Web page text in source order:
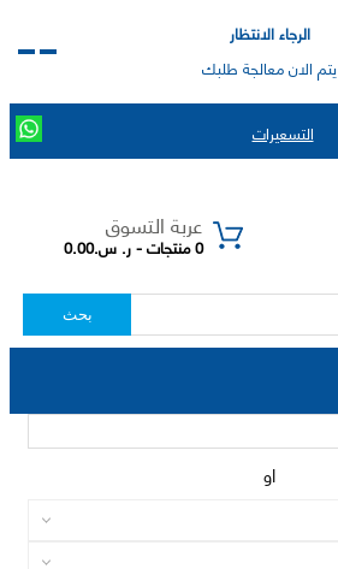
الرجاء الانتظار
يتم الان معالجة طلبك
التسعيرات
عربة التسوق
0 منتجات - ر. س.0.00
بحث
او